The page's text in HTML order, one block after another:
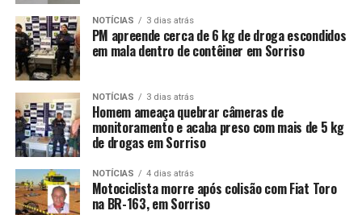
NOTÍCIAS 3 dias atrás
PM apreende cerca de 6 kg de droga escondidos
em mala dentro de contêiner em Sorriso
NOTÍCIAS 3 dias atrás
Homem ameaça quebrar câmeras de
monitoramento e acaba preso com mais de 5 kg
de drogas em Sorriso
NOTÍCIAS 4 dias atrás
Motociclista morre após colisão com Fiat Toro
na BR-163, em Sorriso